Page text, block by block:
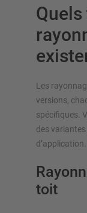
Les
versions,
spécifiques.
des
d’application.
toit